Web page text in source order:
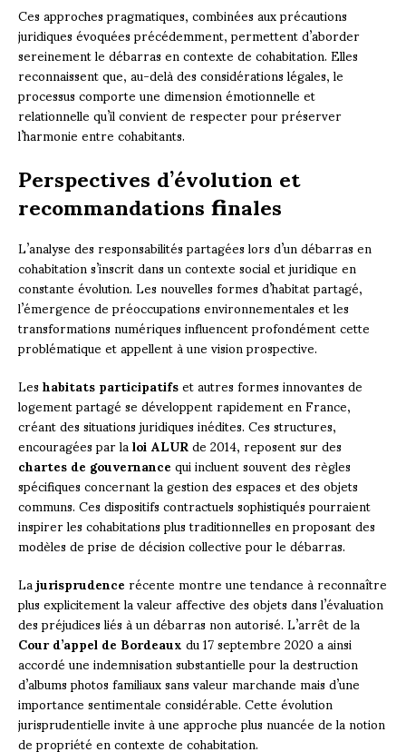
Ces approches pragmatiques, combinées aux précautions
juridiques évoquées précédemment, permettent d’aborder
sereinement le débarras en contexte de cohabitation. Elles
reconnaissent que, au-delà des considérations légales, le
processus comporte une dimension émotionnelle et
relationnelle qu’il convient de respecter pour préserver
l’harmonie entre cohabitants.
Perspectives d’évolution et
recommandations finales
L’analyse des responsabilités partagées lors d’un débarras en
cohabitation s’inscrit dans un contexte social et juridique en
constante évolution. Les nouvelles formes d’habitat partagé,
l’émergence de préoccupations environnementales et les
transformations numériques influencent profondément cette
problématique et appellent à une vision prospective.
Leshabitats participatifset autres formes innovantes de
logement partagé se développent rapidement en France,
créant des situations juridiques inédites. Ces structures,
encouragées par laloi ALURde 2014, reposent sur des
chartes de gouvernancequi incluent souvent des règles
spécifiques concernant la gestion des espaces et des objets
communs. Ces dispositifs contractuels sophistiqués pourraient
inspirer les cohabitations plus traditionnelles en proposant des
modèles de prise de décision collective pour le débarras.
Lajurisprudencerécente montre une tendance à reconnaître
plus explicitement la valeur affective des objets dans l’évaluation
des préjudices liés à un débarras non autorisé. L’arrêt de la
Cour d’appel de Bordeauxdu 17 septembre 2020 a ainsi
accordé une indemnisation substantielle pour la destruction
d’albums photos familiaux sans valeur marchande mais d’une
importance sentimentale considérable. Cette évolution
jurisprudentielle invite à une approche plus nuancée de la notion
de propriété en contexte de cohabitation.